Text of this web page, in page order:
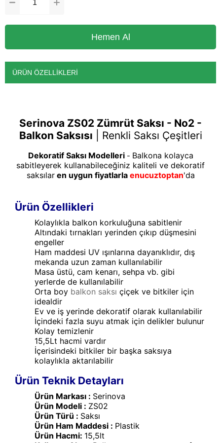
ÜRÜN ÖZELLIKLERI
Serinova ZS02 Zümrüt Saksı - No2 -
Balkon Saksısı
Renkli Saksı Çeşitleri
Dekoratif Saksı Modelleri- Balkona kolayca
sabitleyerek kullanabileceğiniz kaliteli ve dekoratif
saksılaren uygun fiyatlarla enucuztoptan'da
Ürün Özellikleri
Kolaylıkla balkon korkuluğuna sabitlenir
Altındaki tırnakları yerinden çıkıp düşmesini
engeller
Ham maddesi UV ışınlarına dayanıklıdır, dış
mekanda uzun zaman kullanılabilir
Masa üstü, cam kenarı, sehpa vb. gibi
yerlerde de kullanılabilir
Orta boy balkon saksı çiçek ve bitkiler için
idealdir
Ev ve iş yerinde dekoratif olarak kullanılabilir
İçindeki fazla suyu atmak için delikler bulunur
Kolay temizlenir
15,5Lt hacmi vardır
İçerisindeki bitkiler bir başka saksıya
kolaylıkla aktarılabilir
Ürün Teknik Detayları
Ürün Markası : Serinova
Ürün Modeli : ZS02
Ürün Türü : Saksı
Ürün Ham Maddesi : Plastik
Ürün Hacmi: 15,5lt